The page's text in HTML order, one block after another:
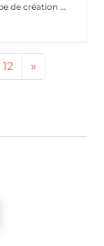
Prix peut varier à la hausse dépendant du type de création finalement réalisée.
12 »